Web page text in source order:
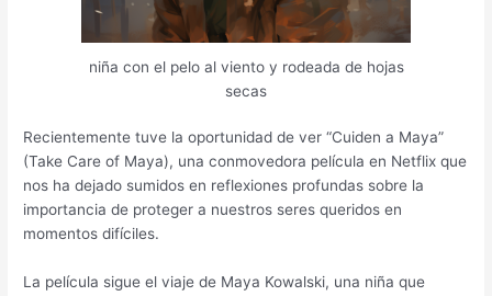
niña con el pelo al viento y rodeada de hojas
secas
Recientemente tuve la oportunidad de ver “Cuiden a Maya”
(Take Care of Maya), una conmovedora película en Netflix que
nos ha dejado sumidos en reflexiones profundas sobre la
importancia de proteger a nuestros seres queridos en
momentos difíciles.
La película sigue el viaje de Maya Kowalski, una niña que